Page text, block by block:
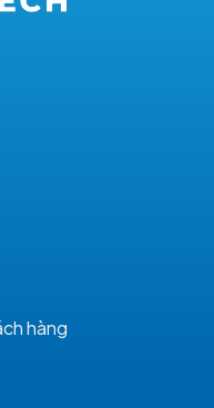
hàng